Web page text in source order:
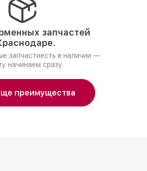
запчастей
запчастиесть в наличии —
начинаем сразу.
преимущества